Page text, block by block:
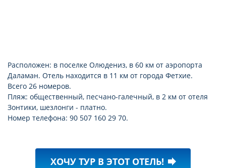
Расположен: в поселке Олюдениз, в 60 км от аэропорта
Даламан. Отель находится в 11 км от города Фетхие.
Всего 26 номеров.
Пляж: общественный, песчано-галечный, в 2 км от отеля
Зонтики, шезлонги - платно.
Номер телефона: 90 507 160 29 70.
ХОЧУ ТУР В ЭТОТ ОТЕЛЬ! forward